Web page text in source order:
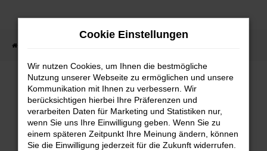
Zum
springen
FEHLER: NETWORK ERROR
Beim Laden ist ein Fehler aufgetreten.
Hier sind ein paar Tipps, die dir helfen können:
Cookie Einstellungen
Wir nutzen Cookies, um Ihnen die bestmögliche
Nutzung unserer Webseite zu ermöglichen und unsere
Kommunikation mit Ihnen zu verbessern. Wir
berücksichtigen hierbei Ihre Präferenzen und
verarbeiten Daten für Marketing und Statistiken nur,
wenn Sie uns Ihre Einwilligung geben. Wenn Sie zu
einem späteren Zeitpunkt Ihre Meinung ändern, können
Sie die Einwilligung jederzeit für die Zukunft widerrufen.